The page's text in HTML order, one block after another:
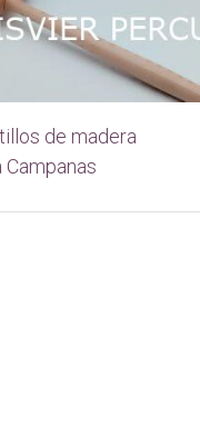
de madera
Campanas